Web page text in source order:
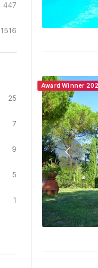
447
1516
25
7
9
5
1
Award Winner